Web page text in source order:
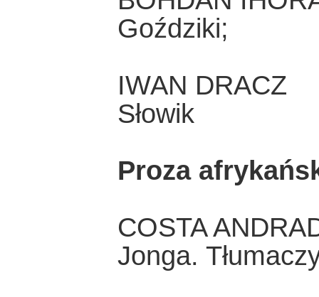
Goździki;
IWAN DRACZ
Słowik
Proza
COSTA
Jonga.